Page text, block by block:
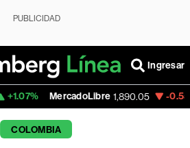
PUBLICIDAD
Ingresar
MercadoLibre 1,890.05 -0.55% Banco
COLOMBIA